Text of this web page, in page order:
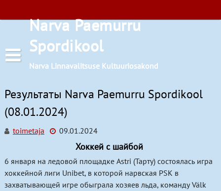
содержимомуNarva Paemurru
Spordikool
Narva Linnavalitsuse Kultuuriosakond
Расписания занятий
Баскетбол
Результаты Narva Paemurru Spordikool
(08.01.2024)
toimetaja 09.01.2024
Хоккей с шайбой
6 января на ледовой площадке Astri (Тарту) состоялась игра
хоккейной лиги Unibet, в которой нарвская PSK в
захватывающей игре обыграла хозяев льда, команду Välk